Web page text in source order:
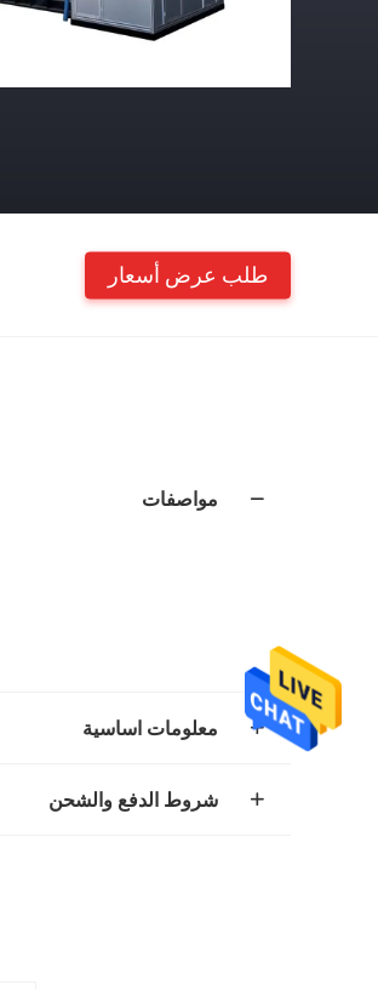
طلب عرض أسعار
مواصفات
معلومات اساسية
شروط الدفع والشحن